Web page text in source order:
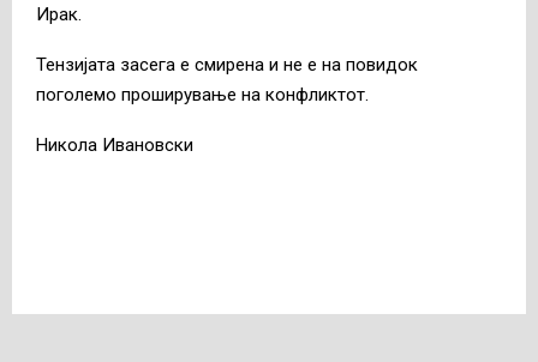
Ирак.
Тензијата засега е смирена и не е на повидок
поголемо проширување на конфликтот.
Никола Ивановски